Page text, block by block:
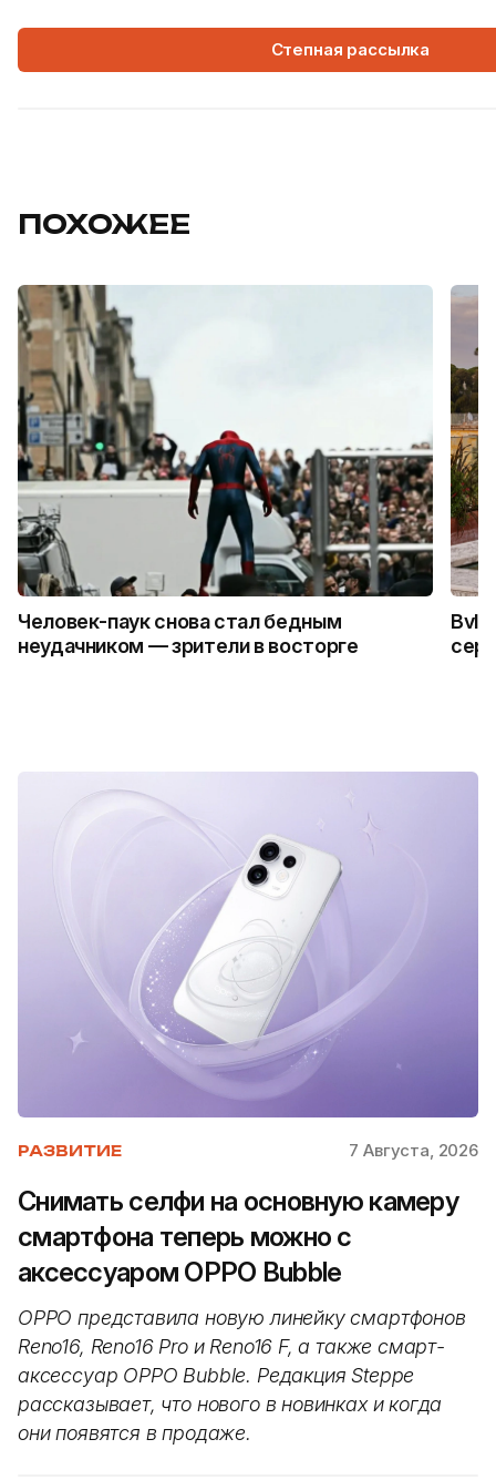
Степная рассылка
ПОХОЖЕЕ
Человек-паук снова стал бедным
неудачником — зрители в восторге
РАЗВИТИЕ 7 Августа, 2026
Снимать селфи на основную камеру
смартфона теперь можно с
аксессуаром OPPO Bubble
OPPO представила новую линейку смартфонов
Reno16, Reno16 Pro и Reno16 F, а также смарт-
аксессуар OPPO Bubble. Редакция Steppe
рассказывает, что нового в новинках и когда
они появятся в продаже.